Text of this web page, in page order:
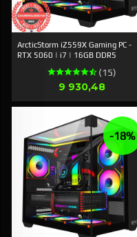
ArcticStorm iZ559X Gaming PC -
RTX 5060 | i7 | 16GB DDR5
(15)
Pris
9 930,48
-18%